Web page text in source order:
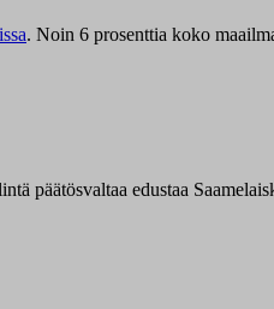
. Noin 6 prosenttia koko
päätösvaltaa edustaa